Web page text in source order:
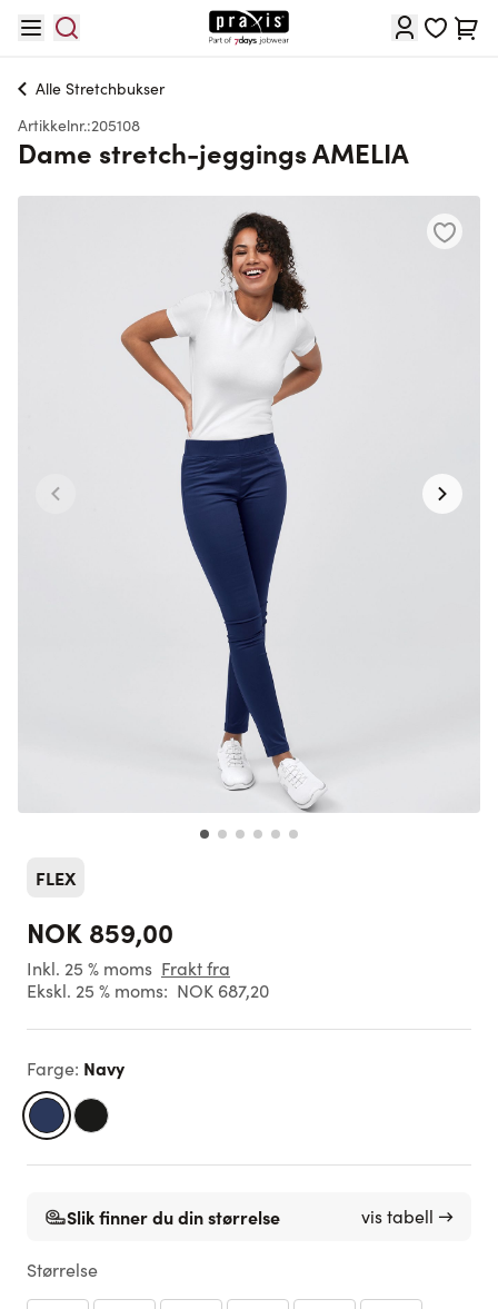
Cart
Alle Stretchbukser
Artikkelnr.:205108
Dame stretch-jeggings AMELIA
FLEX
NOK 859,00
Inkl. 25 % moms Frakt fra
Ekskl. 25 % moms: NOK 687,20
Farge: Navy
Slik finner du din størrelse vis tabell →
Størrelse